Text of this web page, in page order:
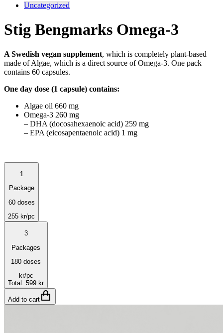
Uncategorized
Stig Bengmarks Omega-3
A Swedish vegan supplement, which is completely plant-based
made of Algae, which is a direct source of Omega-3. One pack
contains 60 capsules.
One day dose (1 capsule) contains:
Algae oil 660 mg
Omega-3 260 mg
– DHA (docosahexaenoic acid) 259 mg
– EPA (eicosapentaenoic acid) 1 mg
1
Package
60 doses
255 kr/pc
3
Packages
180 doses
kr/pc
Total : 599 kr
Add to cart